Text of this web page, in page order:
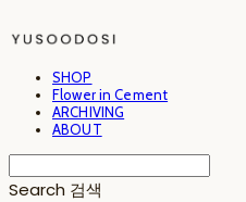
SHOP
Flower in Cement
ARCHIVING
ABOUT
Search 검색